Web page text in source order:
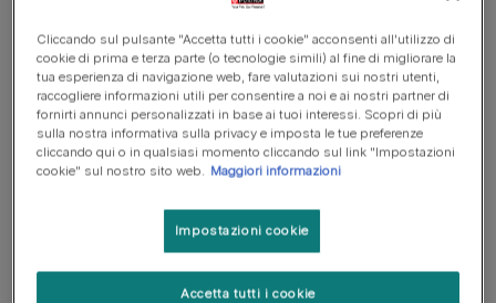
FRISKIES Cane Crocchette
Adulto - Con Manzo, Cereali
e verdure
Cliccando sul pulsante "Accetta tutti i cookie" acconsenti all'utilizzo di
cookie di prima e terza parte (o tecnologie simili) al fine di migliorare la
tua esperienza di navigazione web, fare valutazioni sui nostri utenti,
raccogliere informazioni utili per consentire a noi e ai nostri partner di
fornirti annunci personalizzati in base ai tuoi interessi. Scopri di più
sulla nostra informativa sulla privacy e imposta le tue preferenze
cliccando qui o in qualsiasi momento cliccando sul link "Impostazioni
cookie" sul nostro sito web. Maggiori informazioni
Impostazioni cookie
Accetta tutti i cookie